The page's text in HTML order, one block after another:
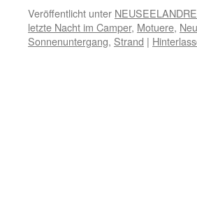
Veröffentlicht unter
letzte Nacht im Camper, Motuere,
Sonnenuntergang, Strand |